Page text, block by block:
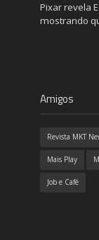
Pixar revela
mostrando
Amigos
Revista MKT
Mais Play
Job e Café